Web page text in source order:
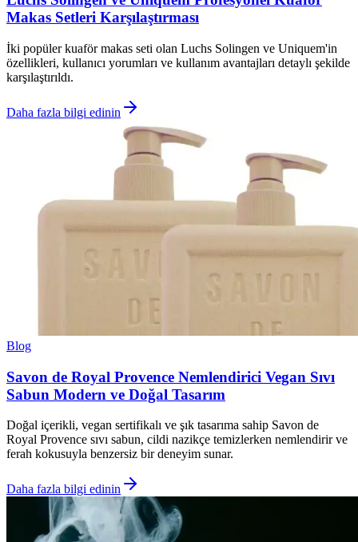
Makas Setleri Karşılaştırması
İki popüler kuaför makas seti olan Luchs Solingen ve Uniquem'in
özellikleri, kullanıcı yorumları ve kullanım avantajları detaylı şekilde
karşılaştırıldı.
Daha fazla bilgi edinin
Blog
Savon de Royal Provence Nemlendirici Vegan Sıvı
Sabun Modern ve Doğal Tasarım
Doğal içerikli, vegan sertifikalı ve şık tasarıma sahip Savon de
Royal Provence sıvı sabun, cildi nazikçe temizlerken nemlendirir ve
ferah kokusuyla benzersiz bir deneyim sunar.
Daha fazla bilgi edinin